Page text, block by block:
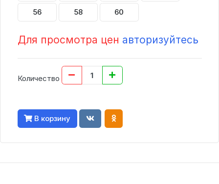
56 58 60
Для просмотра цен авторизуйтесь
Количество
В корзину